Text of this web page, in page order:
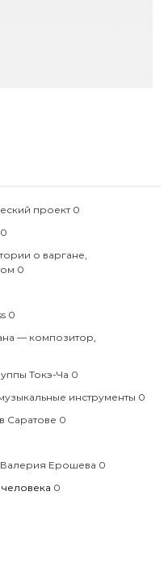
проект 0
о варгане,
0
0
— композитор,
Токэ-Ча 0
инструменты 0
Саратове 0
Ерошева 0
0